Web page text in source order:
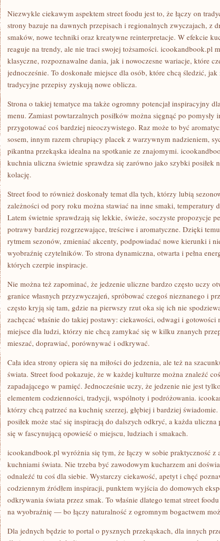
Niezwykle ciekawym aspektem street foodu jest to, że łączy on
strony bazuje na dawnych przepisach i regionalnych zwyczajach, z
smaków, nowe techniki oraz kreatywne reinterpretacje. W efekcie
reaguje na trendy, ale nie traci swojej tożsamości. icookandbook.pl
klasyczne, rozpoznawalne dania, jak i nowoczesne wariacje, które
jednocześnie. To doskonałe miejsce dla osób, które chcą śledzić,
tradycyjne przepisy zyskują nowe oblicza.
Strona o takiej tematyce ma także ogromny potencjał inspiracyjny
menu. Zamiast powtarzalnych posiłków można sięgnąć po pomysły
przygotować coś bardziej nieoczywistego. Raz może to być
sosem, innym razem chrupiący placek z warzywnym nadzieniem,
pikantna przekąska idealna na spotkanie ze znajomymi.
kuchnia uliczna świetnie sprawdza się zarówno jako szybki posiłek
kolację.
Street food to również doskonały temat dla tych, którzy lubią
zależności od pory roku można stawiać na inne smaki, temperatury
Latem świetnie sprawdzają się lekkie, świeże, soczyste propozycje
potrawy bardziej rozgrzewające, treściwe i aromatyczne. Dzięki
rytmem sezonów, zmieniać akcenty, podpowiadać nowe kierunki i
wyobraźnię czytelników. To strona dynamiczna, otwarta i pełna
których czerpie inspiracje.
Nie można też zapominać, że jedzenie uliczne bardzo często uczy
granice własnych przyzwyczajeń, spróbować czegoś nieznanego i
często kryją się tam, gdzie na pierwszy rzut oka się ich nie
zachęcać właśnie do takiej postawy: ciekawości, odwagi i
miejsce dla ludzi, którzy nie chcą zamykać się w kilku znanych
mieszać, doprawiać, porównywać i odkrywać.
Cała idea strony opiera się na miłości do jedzenia, ale też na
świata. Street food pokazuje, że w każdej kulturze można znaleźć
zapadającego w pamięć. Jednocześnie uczy, że jedzenie nie jest
elementem codzienności, tradycji, wspólnoty i podróżowania.
którzy chcą patrzeć na kuchnię szerzej, głębiej i bardziej
posiłek może stać się inspiracją do dalszych odkryć, a każda
się w fascynującą opowieść o miejscu, ludziach i smakach.
icookandbook.pl wyróżnia się tym, że łączy w sobie praktyczność z
kuchniami świata. Nie trzeba być zawodowym kucharzem ani
odnaleźć tu coś dla siebie. Wystarczy ciekawość, apetyt i chęć
codziennym źródłem inspiracji, punktem wyjścia do domowych
odkrywania świata przez smak. To właśnie dlatego temat street
na wyobraźnię — bo łączy naturalność z ogromnym bogactwem
Dla jednych będzie to portal o pysznych przekąskach, dla innych